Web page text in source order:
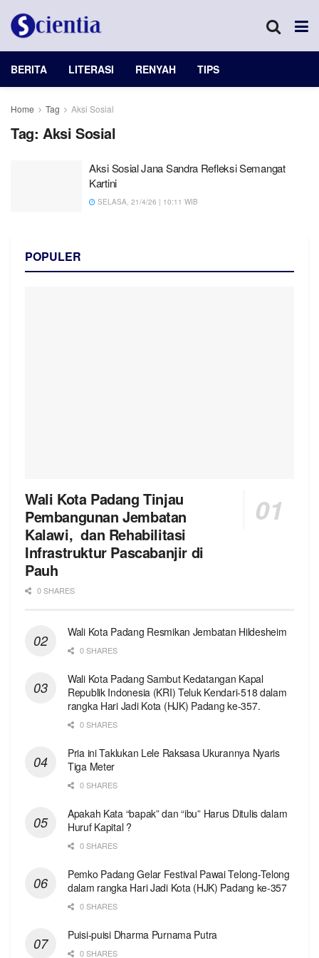
BERITA LITERASI RENYAH TIPS
Home Tag Aksi Sosial
Tag: Aksi Sosial
Aksi Sosial Jana Sandra Refleksi Semangat
Kartini
SELASA, 21/4/26 | 10:11 WIB
POPULER
Wali Kota Padang Tinjau
Pembangunan Jembatan
Kalawi, dan Rehabilitasi
Infrastruktur Pascabanjir di
Pauh
0 SHARES
Wali Kota Padang Resmikan Jembatan Hildesheim
0 SHARES
Wali Kota Padang Sambut Kedatangan Kapal
Republik Indonesia (KRI) Teluk Kendari-518 dalam
rangka Hari Jadi Kota (HJK) Padang ke-357.
0 SHARES
Pria ini Taklukan Lele Raksasa Ukurannya Nyaris
Tiga Meter
0 SHARES
Apakah Kata “bapak” dan “ibu” Harus Ditulis dalam
Huruf Kapital ?
0 SHARES
Pemko Padang Gelar Festival Pawai Telong-Telong
dalam rangka Hari Jadi Kota (HJK) Padang ke-357
0 SHARES
Puisi-puisi Dharma Purnama Putra
0 SHARES